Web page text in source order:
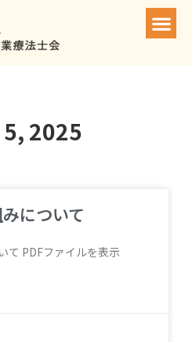
2025
について
て PDFファイルを表示